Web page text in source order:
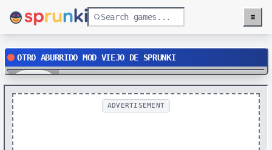
Menu
≡
OTRO ABURRIDO MOD VIEJO DE SPRUNKI
Play
ADVERTISEMENT